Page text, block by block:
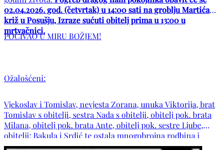
02.04.2026. god. (četvrtak) u 14:00 sati na groblju Martića
križ u Posušju, Izraze sućuti obitelj prima u 13:00 u
mrtvačnici.
POČIVAO U MIRU BOŽJEM!
Ožalošćeni:
Vjekoslav i Tomislav, nevjesta Zorana, unuka Viktorija, brat
Tomislav s obitelji, sestra Nada s obitelji, obitelj pok. brata
Milana, obitelj pok. brata Ante, obitelj pok. sestre Ljube,
obitelji: Bakula i Srdić te ostala mnogobrojna rodbina i
prijatelji.